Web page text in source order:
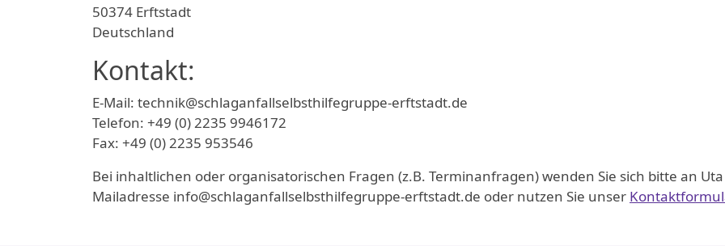
50374 Erftstadt
Deutschland
Kontakt:
E-Mail: technik@schlaganfallselbsthilfegruppe-erftstadt.de
Telefon: +49 (0) 2235 9946172
Fax: +49 (0) 2235 953546
Bei inhaltlichen oder organisatorischen Fragen (z.B. Terminanfragen) wenden Sie sich bitte an
Mailadresse info@schlaganfallselbsthilfegruppe-erftstadt.de oder nutzen Sie unser